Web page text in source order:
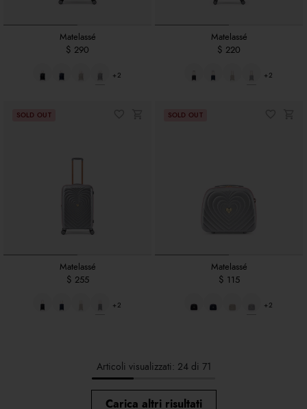
Matelassé
$ 290
+2
Matelassé
$ 220
+2
Matelassé
$ 255
+2
Matelassé
$ 115
+2
Articoli visualizzati: 24 di 71
Carica altri risultati